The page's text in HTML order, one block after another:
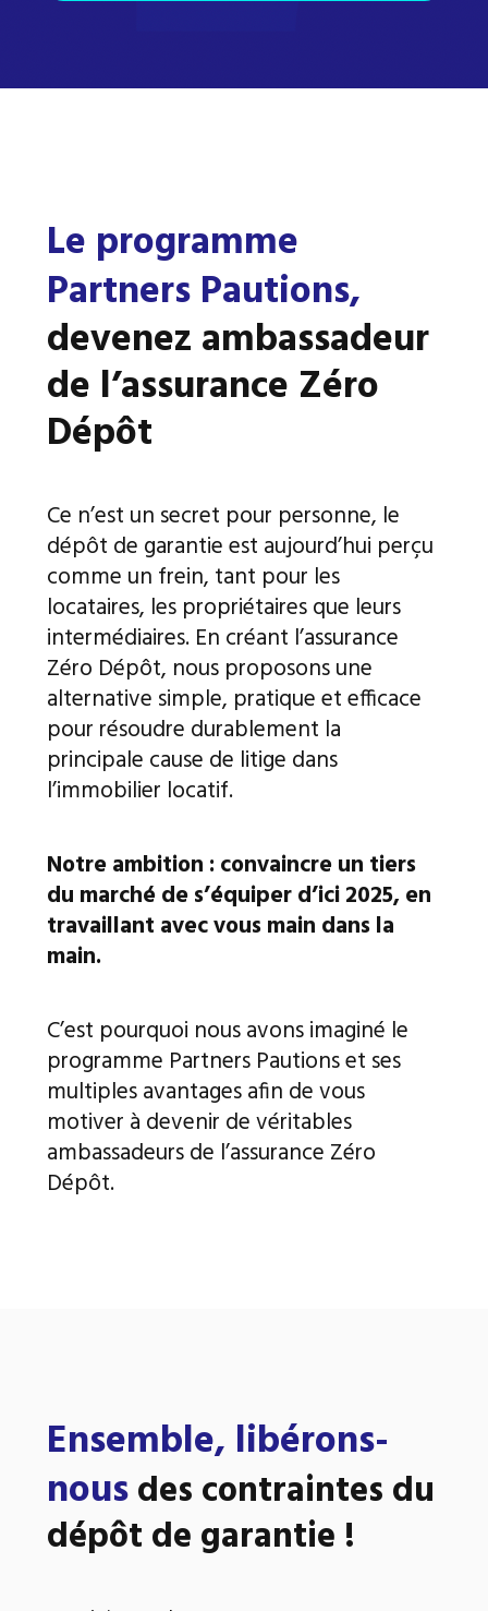
Le programme
Partners Pautions,
devenez ambassadeur
de l’assurance Zéro
Dépôt
Ce n’est un secret pour personne, le
dépôt de garantie est aujourd’hui perçu
comme un frein, tant pour les
locataires, les propriétaires que leurs
intermédiaires. En créant l’assurance
Zéro Dépôt, nous proposons une
alternative simple, pratique et efficace
pour résoudre durablement la
principale cause de litige dans
l’immobilier locatif.
Notre ambition : convaincre un tiers
du marché de s’équiper d’ici 2025, en
travaillant avec vous main dans la
main.
C’est pourquoi nous avons imaginé le
programme Partners Pautions et ses
multiples avantages afin de vous
motiver à devenir de véritables
ambassadeurs de l’assurance Zéro
Dépôt.
Ensemble, libérons-
nousdes contraintes du
dépôt de garantie !